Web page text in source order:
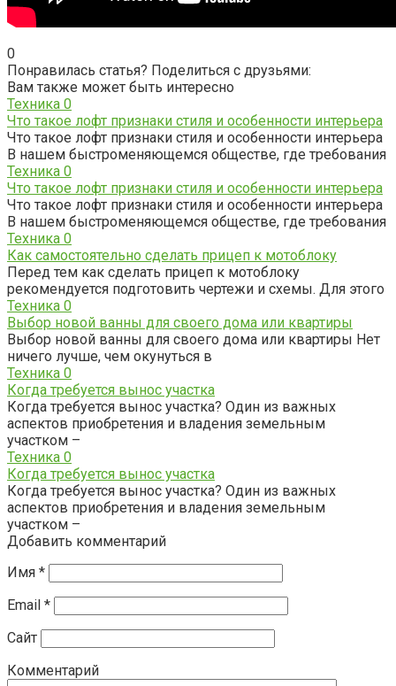
0
Понравилась статья? Поделиться с друзьями:
Вам также может быть интересно
Техника 0
Что такое лофт признаки стиля и особенности интерьера
Что такое лофт признаки стиля и особенности интерьера
В нашем быстроменяющемся обществе, где требования
Техника 0
Что такое лофт признаки стиля и особенности интерьера
Что такое лофт признаки стиля и особенности интерьера
В нашем быстроменяющемся обществе, где требования
Техника 0
Как самостоятельно сделать прицеп к мотоблоку
Перед тем как сделать прицеп к мотоблоку
рекомендуется подготовить чертежи и схемы. Для этого
Техника 0
Выбор новой ванны для своего дома или квартиры
Выбор новой ванны для своего дома или квартиры Нет
ничего лучше, чем окунуться в
Техника 0
Когда требуется вынос участка
Когда требуется вынос участка? Один из важных
аспектов приобретения и владения земельным
участком –
Техника 0
Когда требуется вынос участка
Когда требуется вынос участка? Один из важных
аспектов приобретения и владения земельным
участком –
Добавить комментарий
Имя *
Email *
Сайт
Комментарий